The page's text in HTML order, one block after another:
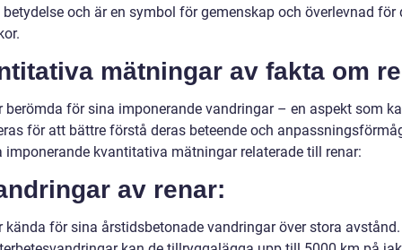
och är en symbol för gemenskap och överlevnad för
mätningar av fakta om
berömda för sina imponerande vandringar – en aspekt som
för att bättre förstå deras beteende och
imponerande kvantitativa mätningar relaterade till renar:
av renar:
kända för sina årstidsbetonade vandringar över stora avstånd.